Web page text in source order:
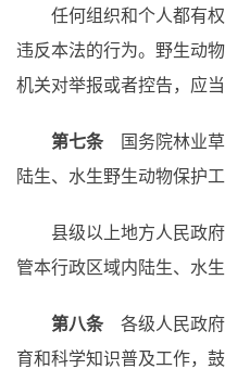
任何组织和个人都有权
违反本法的行为。野生动
机关对举报或者控告，应当
第七条 国务院林业草
陆生、水生野生动物保护工
县级以上地方人民政府
管本行政区域内陆生、水
第八条 各级人民政府
育和科学知识普及工作，